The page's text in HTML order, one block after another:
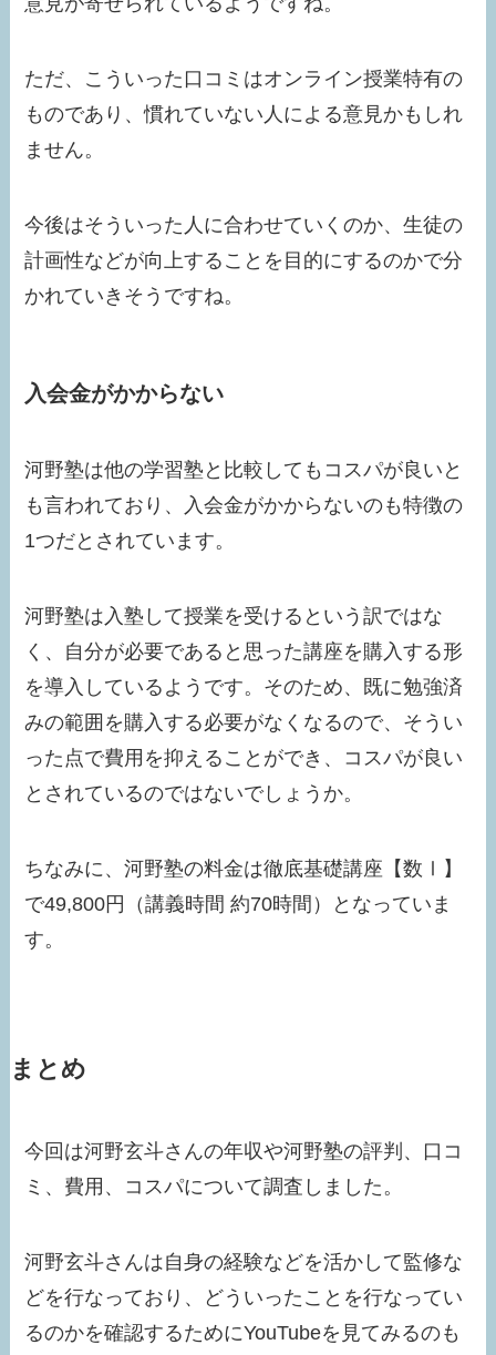
ただ、こういった口コミはオンライン授業特有の
ものであり、慣れていない人による意見かもしれ
ません。
今後はそういった人に合わせていくのか、生徒の
計画性などが向上することを目的にするのかで分
かれていきそうですね。
入会金がかからない
河野塾は他の学習塾と比較してもコスパが良いと
も言われており、入会金がかからないのも特徴の
1つだとされています。
河野塾は入塾して授業を受けるという訳ではな
く、自分が必要であると思った講座を購入する形
を導入しているようです。そのため、既に勉強済
みの範囲を購入する必要がなくなるので、そうい
った点で費用を抑えることができ、コスパが良い
とされているのではないでしょうか。
ちなみに、河野塾の料金は徹底基礎講座【数Ⅰ】
で49,800円（講義時間 約70時間）となっていま
す。
まとめ
今回は河野玄斗さんの年収や河野塾の評判、口コ
ミ、費用、コスパについて調査しました。
河野玄斗さんは自身の経験などを活かして監修な
どを行なっており、どういったことを行なってい
るのかを確認するためにYouTubeを見てみるのも